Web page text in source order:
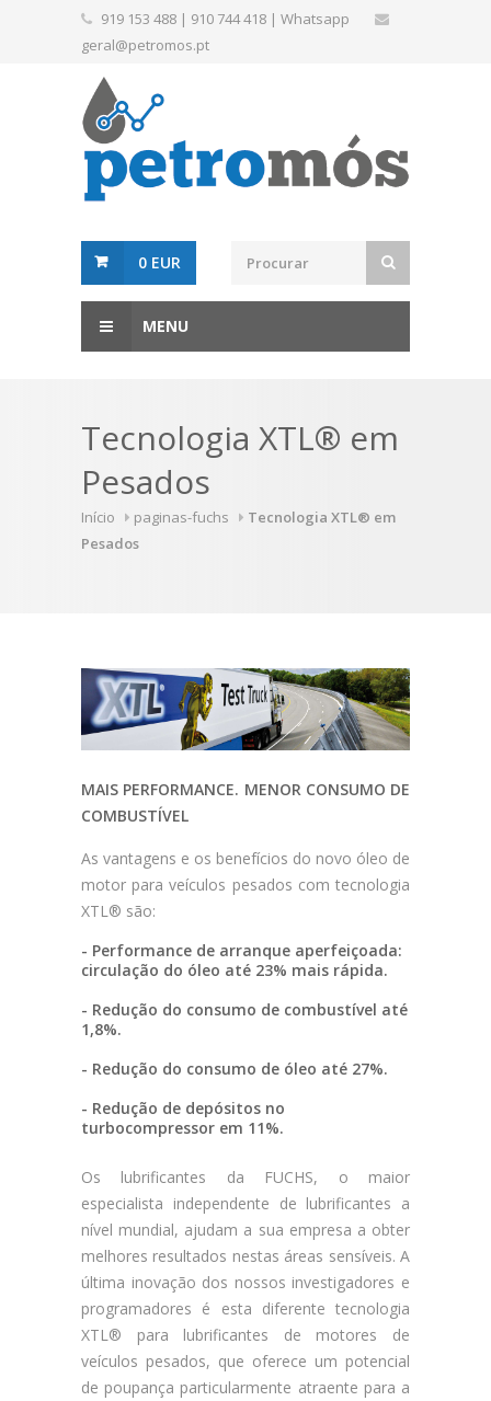
919 153 488 | 910 744 418 | Whatsapp
geral@petromos.pt
0 EUR
MENU
Tecnologia XTL® em
Pesados
Início paginas-fuchs
Tecnologia XTL® em
Pesados
MAIS PERFORMANCE. MENOR CONSUMO DE
COMBUSTÍVEL
As vantagens e os benefícios do novo óleo de
motor para veículos pesados com tecnologia
XTL® são:
- Performance de arranque aperfeiçoada:
circulação do óleo até 23% mais rápida.
- Redução do consumo de combustível até
1,8%.
- Redução do consumo de óleo até 27%.
- Redução de depósitos no
turbocompressor em 11%.
Os lubrificantes da FUCHS, o maior
especialista independente de lubrificantes a
nível mundial, ajudam a sua empresa a obter
melhores resultados nestas áreas sensíveis. A
última inovação dos nossos investigadores e
programadores é esta diferente tecnologia
XTL® para lubrificantes de motores de
veículos pesados, que oferece um potencial
de poupança particularmente atraente para a